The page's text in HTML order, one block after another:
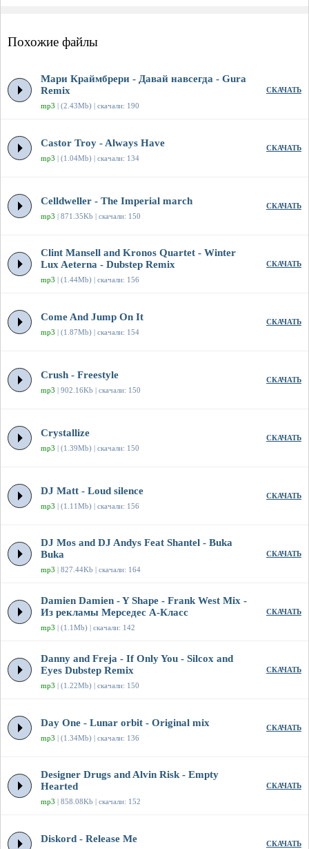
Похожие файлы
Мари Краймбрери - Давай навсегда - Gura
Remix
mp3 | (2.43Mb) | скачали: 190
СКАЧАТЬ
Castor Troy - Always Have
mp3 | (1.04Mb) | скачали: 134
СКАЧАТЬ
Celldweller - The Imperial march
mp3 | 871.35Kb | скачали: 150
СКАЧАТЬ
Clint Mansell and Kronos Quartet - Winter
Lux Aeterna - Dubstep Remix
mp3 | (1.44Mb) | скачали: 156
СКАЧАТЬ
Come And Jump On It
mp3 | (1.87Mb) | скачали: 154
СКАЧАТЬ
Crush - Freestyle
mp3 | 902.16Kb | скачали: 150
СКАЧАТЬ
Crystallize
mp3 | (1.39Mb) | скачали: 150
СКАЧАТЬ
DJ Matt - Loud silence
mp3 | (1.11Mb) | скачали: 156
СКАЧАТЬ
DJ Mos and DJ Andys Feat Shantel - Buka
Buka
mp3 | 827.44Kb | скачали: 164
СКАЧАТЬ
Damien Damien - Y Shape - Frank West Mix -
Из рекламы Мерседес А-Класс
mp3 | (1.1Mb) | скачали: 142
СКАЧАТЬ
Danny and Freja - If Only You - Silcox and
Eyes Dubstep Remix
mp3 | (1.22Mb) | скачали: 150
СКАЧАТЬ
Day One - Lunar orbit - Original mix
mp3 | (1.34Mb) | скачали: 136
СКАЧАТЬ
Designer Drugs and Alvin Risk - Empty
Hearted
mp3 | 858.08Kb | скачали: 152
СКАЧАТЬ
Diskord - Release Me СКАЧАТЬ